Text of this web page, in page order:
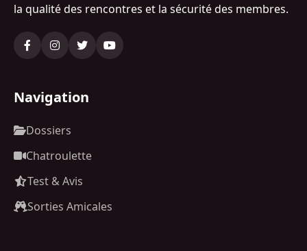
la qualité des rencontres et la sécurité des membres.
Navigation
Dossiers
Chatroulette
Test & Avis
Sorties Amicales